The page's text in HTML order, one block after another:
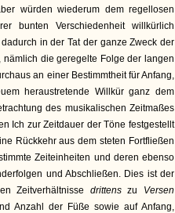
würden wiederum dem regellosen
bunten Verschiedenheit willkürlich
in der Tat der ganze Zweck der
die geregelte Folge der langen
an einer Bestimmtheit für Anfang,
heraustretende Willkür ganz dem
des musikalischen Zeitmaßes
Ich zur Zeitdauer der Töne festgestellt
Rückkehr aus dem steten Fortfließen
Zeiteinheiten und deren ebenso
und Abschließen. Dies ist der
Zeitverhältnisse drittenszu Versen
Anzahl der Füße sowie auf Anfang,